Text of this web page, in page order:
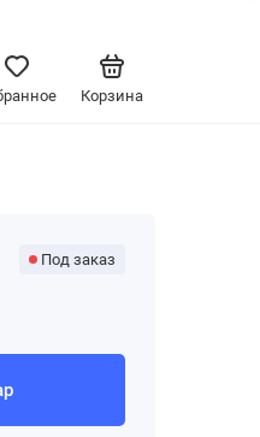
Корзина
Под заказ